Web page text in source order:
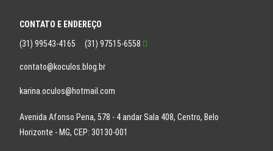
CONTATO E ENDEREÇO
(31) 99543-4165
(31) 97515-6558
contato@koculos.blog.br
karina.oculos@hotmail.com
Avenida Afonso Pena, 578 - 4 andar Sala 408, Centro, Belo
Horizonte - MG, CEP: 30130-001